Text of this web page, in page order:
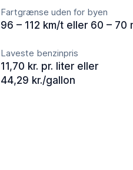
Fartgrænse uden for byen
96 – 112 km/t eller 60 – 70
Laveste benzinpris
11,70 kr. pr. liter eller
44,29 kr./gallon